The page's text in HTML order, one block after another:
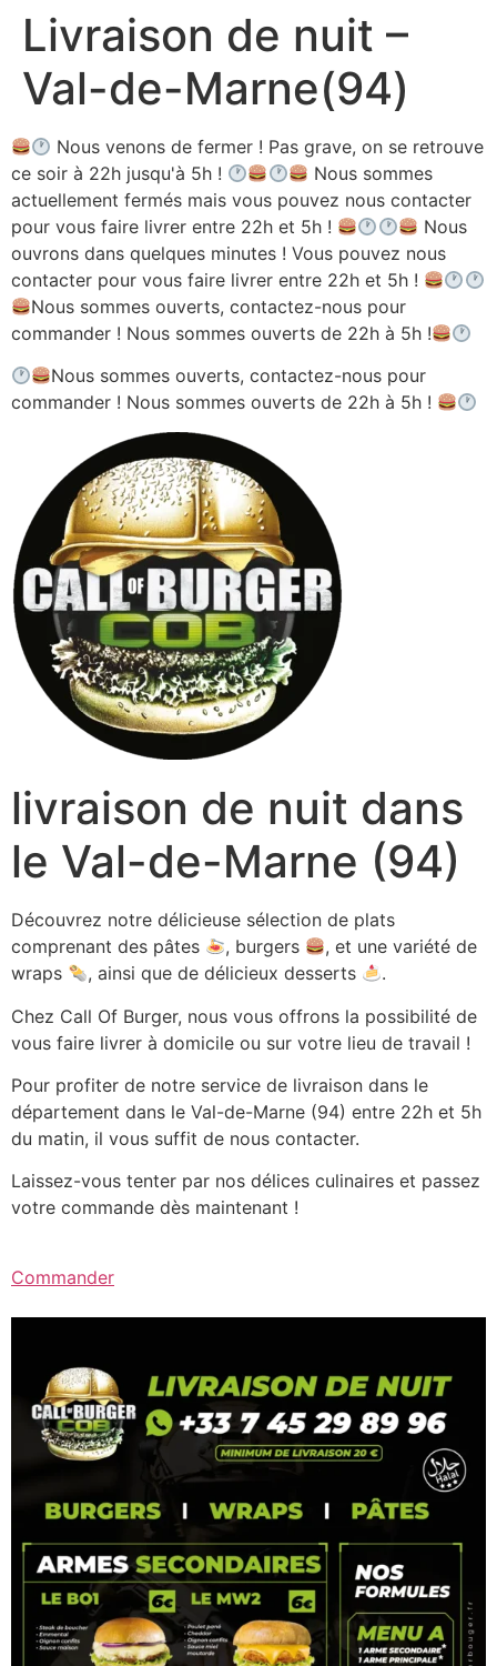
Aller
contenu
Livraison de nuit –
Val-de-Marne(94)
Nous venons de fermer ! Pas grave, on se retrouve
ce soir à 22h jusqu'à 5h !
Nous sommes
actuellement fermés mais vous pouvez nous contacter
pour vous faire livrer entre 22h et 5h !
Nous
ouvrons dans quelques minutes ! Vous pouvez nous
contacter pour vous faire livrer entre 22h et 5h !
Nous sommes ouverts, contactez-nous pour
commander ! Nous sommes ouverts de 22h à 5h !
Nous sommes ouverts, contactez-nous pour
commander ! Nous sommes ouverts de 22h à 5h !
livraison de nuit dans
le Val-de-Marne (94)
Découvrez notre délicieuse sélection de plats
comprenant des pâtes
, burgers
, et une variété de
wraps
, ainsi que de délicieux desserts
.
Chez Call Of Burger, nous vous offrons la possibilité de
vous faire livrer à domicile ou sur votre lieu de travail !
Pour profiter de notre service de livraison dans le
département dans le Val-de-Marne (94) entre 22h et 5h
du matin, il vous suffit de nous contacter.
Laissez-vous tenter par nos délices culinaires et passez
votre commande dès maintenant !
Commander